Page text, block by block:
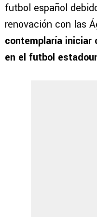
futbol español
renovación con las
contemplaría iniciar
en el futbol